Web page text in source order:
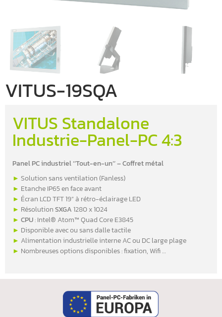
VITUS-19SQA
VITUS Standalone
Industrie-Panel-PC 4:3
Panel PC industriel ‘‘Tout-en-un’’ – Coffret métal
► Solution sans ventilation (Fanless)
► Etanche IP65 en face avant
► Écran LCD TFT 19” à rétro-éclairage LED
► RésolutionSXGA1280 x 1024
► CPU: Intel® Atom™ Quad Core E3845
► Disponible avec ou sans dalle tactile
► Alimentation industrielle interne AC ou DC large plage
► Nombreuses options disponibles : fixation, Wifi …